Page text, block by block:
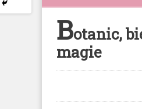
Botanic,
magie